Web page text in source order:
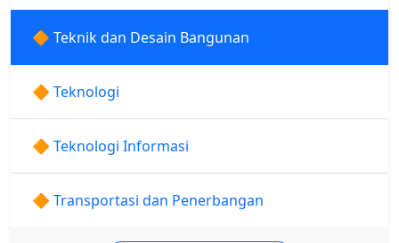
🔶 Teknik dan Desain Bangunan
🔶 Teknologi
🔶 Teknologi Informasi
🔶 Transportasi dan Penerbangan